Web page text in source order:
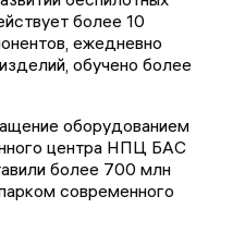
более 10
ежедневно
обучено более
оборудованием
центра НПЦ БАС
более 700 млн
современного